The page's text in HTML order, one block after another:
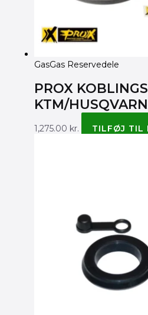
GasGas Reservedele
PROX
KTM/
1,275.00 kr. TILFØJ TIL